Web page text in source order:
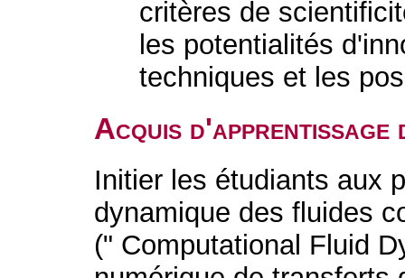
critères de
les potentialités
techniques et les
Acquis d'apprentissage
Initier les étudiants aux
dynamique des fluides
(" Computational Fluid